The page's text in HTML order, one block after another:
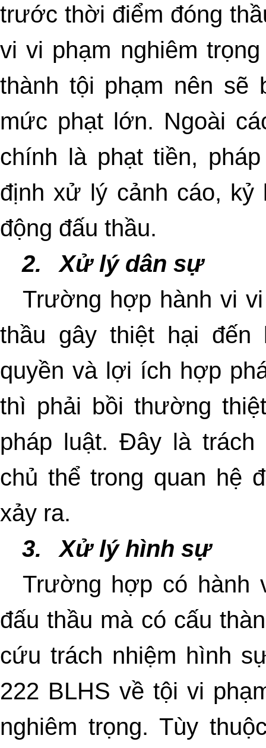
trước thời điểm đóng
vi vi phạm nghiêm
thành tội phạm nên
mức phạt lớn. Ngoài
chính là phạt tiền,
định xử lý cảnh cáo, kỷ
động đấu thầu.
2.
Xử lý dân sự
Trường hợp hành vi
thầu gây thiệt hại
quyền và lợi ích hợp
thì phải bồi thường
pháp luật. Đây là
chủ thể trong quan hệ
xảy ra.
3.
Xử lý hình sự
Trường hợp có hành
đấu thầu mà có cấu
cứu trách nhiệm hình
222 BLHS về tội vi
nghiêm trọng. Tùy